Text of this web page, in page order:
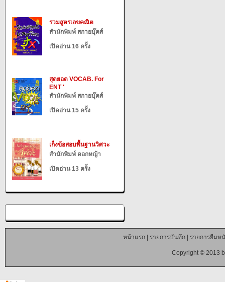
รวมสูตรเลขคณิต
สำนักพิมพ์ สกายบุ๊คส์
เปิดอ่าน 16 ครั้ง
สุดยอด VOCAB. For
ENT '
สำนักพิมพ์ สกายบุ๊คส์
เปิดอ่าน 15 ครั้ง
เก็งข้อสอบพื้นฐานวิศวะ
สำนักพิมพ์ ดอกหญ้า
เปิดอ่าน 13 ครั้ง
หน้าแรก| รายการบันทึก| รายการยืมห
Copyright © 2013